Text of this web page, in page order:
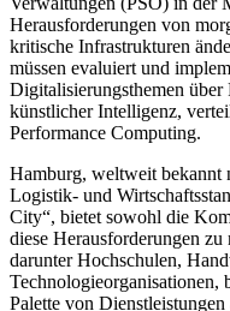
Herausforderungen von
kritische Infrastrukturen
müssen evaluiert und
Digitalisierungsthemen über
künstlicher Intelligenz,
Performance Computing.
Hamburg, weltweit bekannt
Logistik- und
City“, bietet sowohl die
diese Herausforderungen
darunter Hochschulen,
Technologieorganisationen,
Palette von